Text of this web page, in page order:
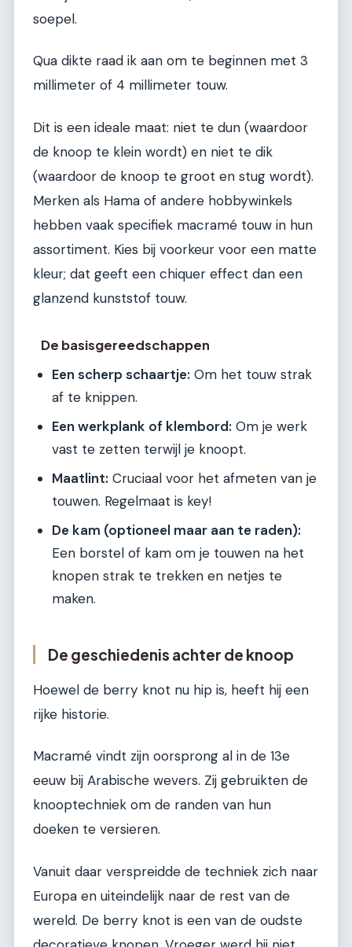
soepel.
Qua dikte raad ik aan om te beginnen met 3
millimeter of 4 millimeter touw.
Dit is een ideale maat: niet te dun (waardoor
de knoop te klein wordt) en niet te dik
(waardoor de knoop te groot en stug wordt).
Merken als Hama of andere hobbywinkels
hebben vaak specifiek macramé touw in hun
assortiment. Kies bij voorkeur voor een matte
kleur; dat geeft een chiquer effect dan een
glanzend kunststof touw.
De basisgereedschappen
Een scherp schaartje: Om het touw strak
af te knippen.
Een werkplank of klembord: Om je werk
vast te zetten terwijl je knoopt.
Maatlint: Cruciaal voor het afmeten van je
touwen. Regelmaat is key!
De kam (optioneel maar aan te raden):
Een borstel of kam om je touwen na het
knopen strak te trekken en netjes te
maken.
De geschiedenis achter de knoop
Hoewel de berry knot nu hip is, heeft hij een
rijke historie.
Macramé vindt zijn oorsprong al in de 13e
eeuw bij Arabische wevers. Zij gebruikten de
knooptechniek om de randen van hun
doeken te versieren.
Vanuit daar verspreidde de techniek zich naar
Europa en uiteindelijk naar de rest van de
wereld. De berry knot is een van de oudste